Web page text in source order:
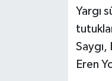
Yargı
Eren